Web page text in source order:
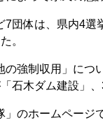
団体は、県内4選
。
強制収用」につ
石木ダム建設」
のホームページ